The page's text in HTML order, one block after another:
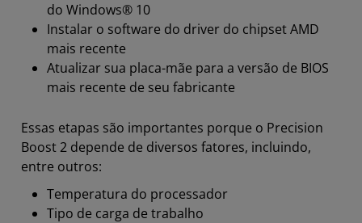
do Windows® 10
Instalar o software do driver do chipset AMD
mais recente
Atualizar sua placa-mãe para a versão de BIOS
mais recente de seu fabricante
Essas etapas são importantes porque o Precision
Boost 2 depende de diversos fatores, incluindo,
entre outros:
Temperatura do processador
Tipo de carga de trabalho